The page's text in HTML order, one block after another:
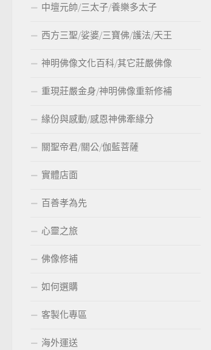
中壇元帥/三太子/養樂多太子
西方三聖/娑婆/三寶佛/護法/天王
神明佛像文化百科/其它莊嚴佛像
重現莊嚴金身/神明佛像重新修補
緣份與感動/感恩神佛牽緣分
關聖帝君/關公/伽藍菩薩
實體店面
百善孝為先
心靈之旅
佛像修補
如何選購
客製化專區
海外運送